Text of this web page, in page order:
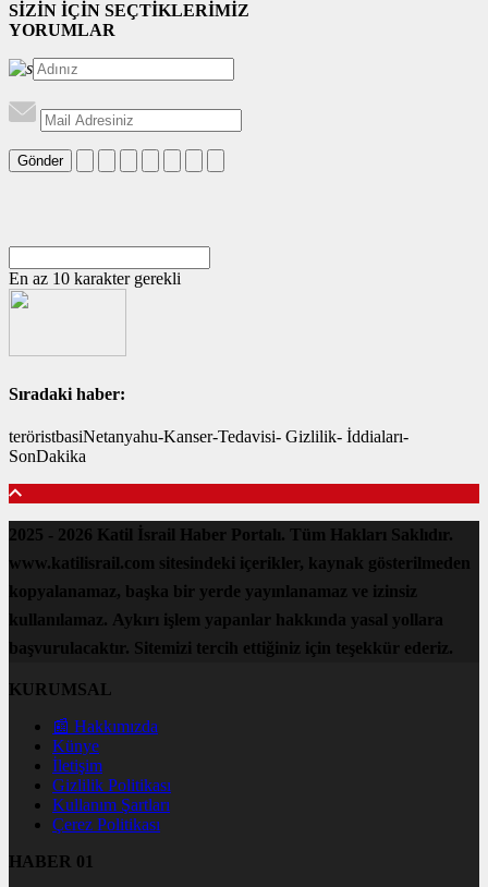
SİZİN İÇİN SEÇTİKLERİMİZ
YORUMLAR
Gönder
En az 10 karakter gerekli
Sıradaki haber:
teröristbasiNetanyahu-Kanser-Tedavisi- Gizlilik- İddiaları-
SonDakika
2025 - 2026 Katil İsrail Haber Portalı. Tüm Hakları Saklıdır.
www.katilisrail.com sitesindeki içerikler, kaynak gösterilmeden
kopyalanamaz, başka bir yerde yayınlanamaz ve izinsiz
kullanılamaz. Aykırı işlem yapanlar hakkında yasal yollara
başvurulacaktır. Sitemizi tercih ettiğiniz için teşekkür ederiz.
KURUMSAL
📰 Hakkımızda
Künye
İletişim
Gizlilik Politikası
Kullanım Şartları
Çerez Politikası
HABER 01